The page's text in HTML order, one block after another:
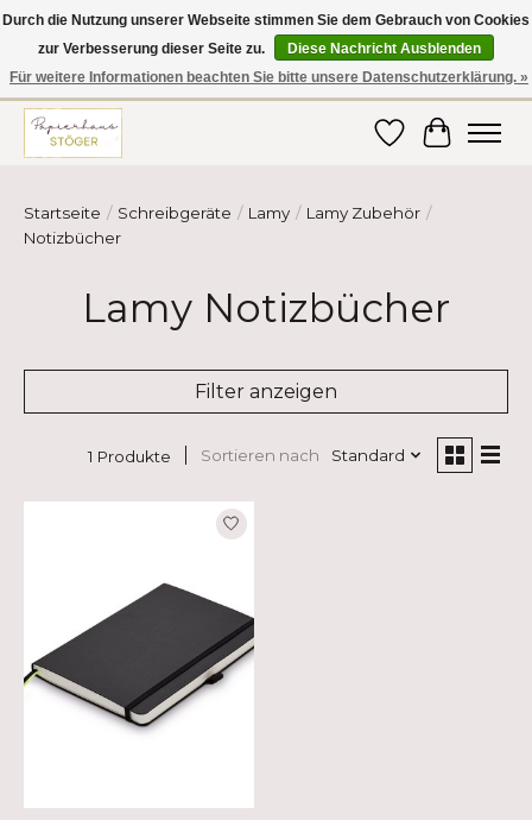
Hier finden Sie hochwertige Produkte im Bereich Schule, Büro, Papier,
Schreiben und vieles mehr! Erhalten Sie Ihre Bestellung bequem nach
Hause oder ins Büro geliefert!
Wunschzettel
Ihr
Startseite / Schreibgeräte / Lamy / Lamy Zubehör /
Notizbücher
Lamy Notizbücher
Filter anzeigen
1 Produkte Sortieren nach Standard
Durch die Nutzung unserer Webseite stimmen Sie dem Gebrauch von Cookies
zur Verbesserung dieser Seite zu.
Diese Nachricht Ausblenden
Für weitere Informationen beachten Sie bitte unsere Datenschutzerklärung. »